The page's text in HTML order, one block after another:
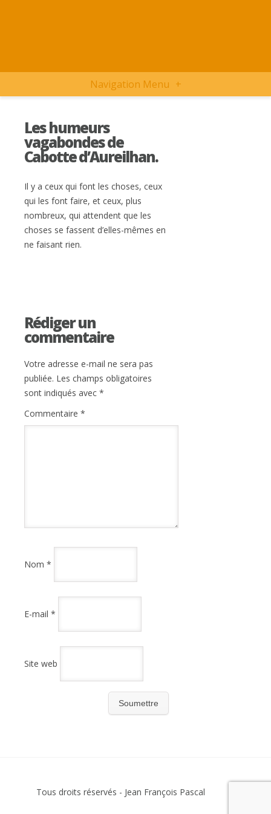
Navigation Menu +
Les humeurs
vagabondes de
Cabotte d’Aureilhan.
Il y a ceux qui font les choses, ceux
qui les font faire, et ceux, plus
nombreux, qui attendent que les
choses se fassent d’elles-mêmes en
ne faisant rien.
Rédiger un
commentaire
Votre adresse e-mail ne sera pas
publiée. Les champs obligatoires
sont indiqués avec *
Commentaire *
Nom *
E-mail *
Site web
Tous droits réservés - Jean François Pascal